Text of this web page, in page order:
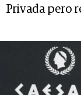
Privada pero